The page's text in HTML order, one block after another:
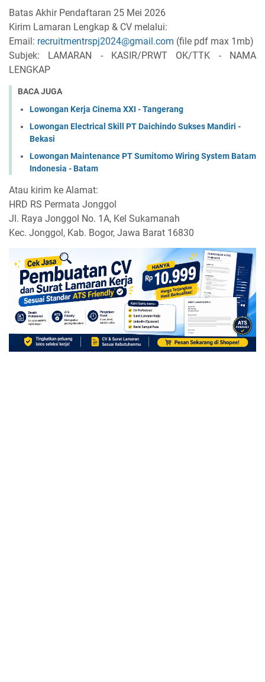
Batas Akhir Pendaftaran 25 Mei 2026
Kirim Lamaran Lengkap & CV melalui:
Email: recruitmentrspj2024@gmail.com (file pdf max 1mb)
Subjek: LAMARAN - KASIR/PRWT OK/TTK - NAMA
LENGKAP
BACA JUGA
Lowongan Kerja Cinema XXI - Tangerang
Lowongan Electrical Skill PT Daichindo Sukses Mandiri -
Bekasi
Lowongan Maintenance PT Sumitomo Wiring System Batam
Indonesia - Batam
Atau kirim ke Alamat:
HRD RS Permata Jonggol
Jl. Raya Jonggol No. 1A, Kel Sukamanah
Kec. Jonggol, Kab. Bogor, Jawa Barat 16830